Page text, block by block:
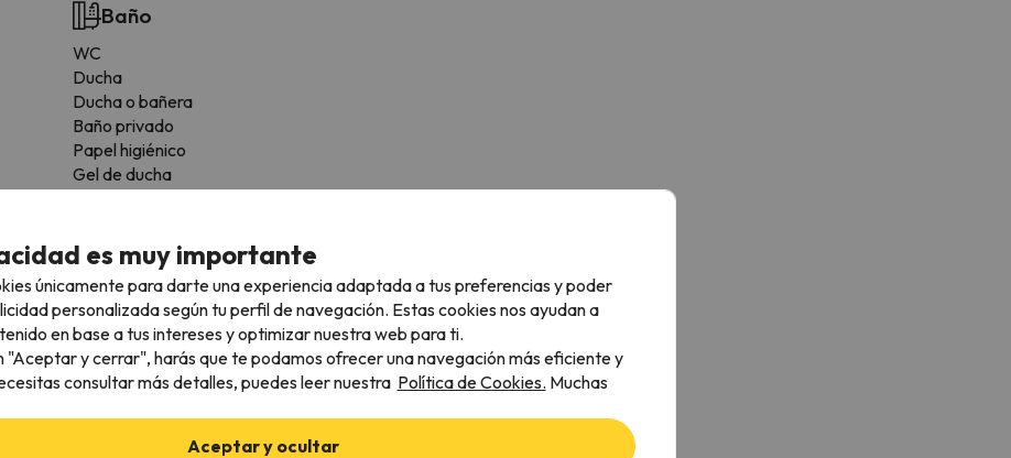
Baño
WC
Ducha
Ducha o bañera
Baño privado
Papel higiénico
Gel de ducha
Dispone de toallas
Nevera
Microondas
Tostadora
Utensilios de cocina
Zona de comedor
Fogones
es muy importante
únicamente para darte una experiencia adaptada a tus preferencias y poder
personalizada según tu perfil de navegación. Estas cookies nos ayudan a
en base a tus intereses y optimizar nuestra web para ti.
"Aceptar y cerrar", harás que te podamos ofrecer una navegación más eficiente y
consultar más detalles, puedes leer nuestra Política de Cookies. Muchas
Aceptar y ocultar